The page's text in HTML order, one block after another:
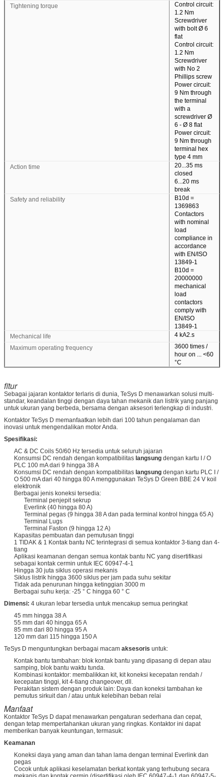
Tightening torque
Control circuit:
1.2 Nm
Screwdriver
with bolt Ø 6
flat
Control circuit:
1.2 Nm
Screwdriver
with No 2
Phillips screw
Power circuit:
9 Nm through
the terminal
with a
screwdriver Ø
6 - Ø 8 flat
Power circuit:
9 Nm through
terminal hex
type 4 mm
Action time
20...35 ms
closed
6...20 ms
break
Safety and reliability
B10d =
1369863
Contactors
with nominal
load
compliance in
accordance
with EN/ISO
13849-1
B10d =
20000000
mechanical
load
contactors
comply with
EN/ISO
13849-1
Mechanical life
4 kA2.s
Maximum operating frequency
3600 times /
hour on ... <60
°C
fitur
Sebagai jajaran kontaktor terlaris di dunia, TeSys D menawarkan solusi multi-
standar, keandalan tinggi dengan daya tahan mekanik dan listrik yang panjang
untuk ukuran yang berbeda, bersama dengan aksesori terlengkap di industri.
Kontaktor TeSys D memanfaatkan lebih dari 100 tahun pengalaman dan
inovasi untuk mengendalikan motor Anda.
Spesifikasi:
AC & DC Coils 50/60 Hz tersedia untuk seluruh jajaran
Konsumsi DC rendah dengan kompatibilitas langsung dengan kartu I / O
PLC 100 mA dari 9 hingga 38 A
Konsumsi DC rendah dengan kompatibilitas langsung dengan kartu PLC I /
O 500 mA dari 40 hingga 80 A menggunakan TeSys D Green BBE 24 V koil
elektronik
Berbagai jenis koneksi tersedia:
Terminal penjepit sekrup
Everlink (40 hingga 80 A)
Terminal pegas (9 hingga 38 A dan pada terminal kontrol hingga 65 A)
Terminal Lugs
Terminal Faston (9 hingga 12 A)
Kapasitas pembuatan dan pemutusan tinggi
1 TIDAK & 1 Kontak bantu NC terintegrasi di semua kontaktor 3-tiang dan 4-
tiang
Aplikasi keamanan dengan semua kontak bantu NC yang disertifikasi
sebagai kontak cermin untuk IEC 60947-4-1
Hingga 30 juta siklus operasi mekanis
Siklus listrik hingga 3600 siklus per jam pada suhu sekitar
Tidak ada penurunan hingga ketinggian 3000 m
Berbagai suhu kerja: -25 ° C hingga 60 ° C
Dimensi: 4 ukuran lebar tersedia untuk mencakup semua peringkat
45 mm hingga 38 A
55 mm dari 40 hingga 65 A
85 mm dari 80 hingga 95 A
120 mm dari 115 hingga 150 A
TeSys D menguntungkan berbagai macam aksesoris untuk:
Kontak bantu tambahan: blok kontak bantu yang dipasang di depan atau
samping, blok bantu waktu tunda.
Kombinasi kontaktor: membalikkan kit, kit koneksi kecepatan rendah /
kecepatan tinggi, kit 4-tiang changeover, dll.
Perakitan sistem dengan produk lain: Daya dan koneksi tambahan ke
pemutus sirkuit dan / atau untuk kelebihan beban relai
Manfaat
Kontaktor TeSys D dapat menawarkan pengaturan sederhana dan cepat,
dengan tetap mempertahankan ukuran yang ringkas. Kontaktor ini dapat
memberikan banyak keuntungan, termasuk:
Keamanan
Koneksi daya yang aman dan tahan lama dengan terminal Everlink dan
pegas
Cocok untuk aplikasi keselamatan berkat kontak yang terhubung secara